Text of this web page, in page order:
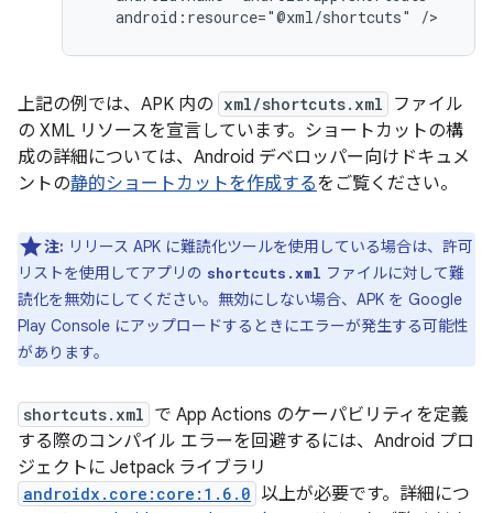
android:resource="@xml/shortcuts"
上記の例では、APK 内の xml/shortcuts.xml
ファイル
の XML リソースを宣言しています。ショートカットの構
成の詳細については、Android デベロッパー向けドキュメ
ントの静的ショートカットを作成するをご覧ください。
注: リリース APK に難読化ツールを使用している場合は、許可
リストを使用してアプリの shortcuts.xml ファイルに対して難
読化を無効にしてください。無効にしない場合、APK を Google
Play Console にアップロードするときにエラーが発生する可能性
があります。
shortcuts.xml で App Actions のケーパビリティを定義
する際のコンパイル エラーを回避するには、Android プロ
ジェクトに Jetpack ライブラリ
androidx.core:core:1.6.0 以上が必要です。詳細につ